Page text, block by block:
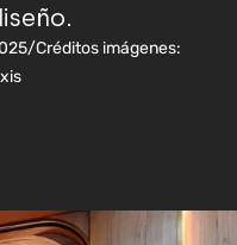
/Créditos imágenes: